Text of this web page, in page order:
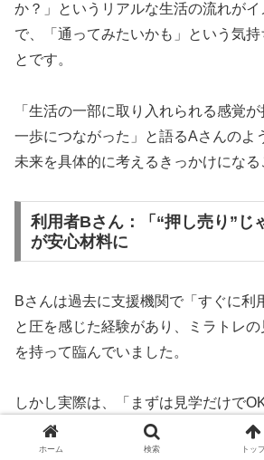
か？」というリアルな生活の流れがイ
で、「通ってみたいかも」という気持
とです。
「生活の一部に取り入れられる感覚
一歩につながった」と語るAさんのよ
未来を具体的に考えるきっかけになる
利用者Bさん：「“押し売り”じ
が安心材料に
Bさんは過去に支援機関で「すぐに利
と圧を感じた経験があり、ミラトレ
を持って臨んでいました。
しかし実際は、「まずは見学だけで
ったらまたお話ししましょう」といっ
を尊重する対応にほっとしたそうです
ホーム 検索 トッ